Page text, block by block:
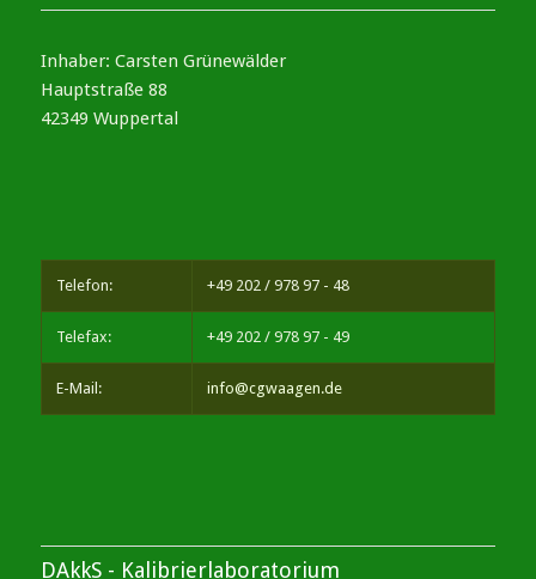
Inhaber: Carsten Grünewälder
Hauptstraße 88
42349 Wuppertal
Telefon: +49 202 / 978 97 - 48
Telefax: +49 202 / 978 97 - 49
E-Mail: info@cgwaagen.de
DAkkS - Kalibrierlaboratorium